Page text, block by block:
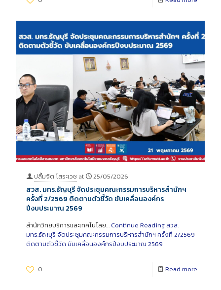
ปลื้มจิต โสระเวช at 25/05/2026
สวส. มทร.ธัญบุรี จัดประชุมคณะกรรมการบริหารสำนักฯ
ครั้งที่ 2/2569 ติดตามตัวชี้วัด ขับเคลื่อนองค์กร
ปีงบประมาณ 2569
สำนักวิทยบริการและเทคโนโลย… Continue Reading สวส.
มทร.ธัญบุรี จัดประชุมคณะกรรมการบริหารสำนักฯ ครั้งที่ 2/2569
ติดตามตัวชี้วัด ขับเคลื่อนองค์กรปีงบประมาณ 2569
0 Read more